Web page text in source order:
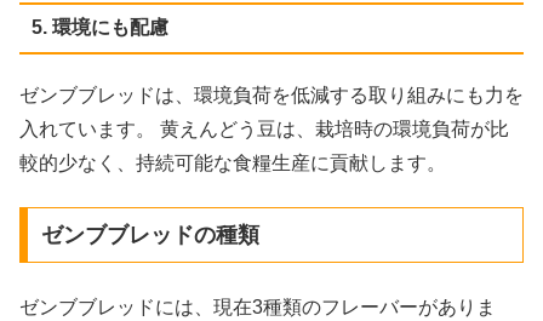
5. 環境にも配慮
ゼンブブレッドは、環境負荷を低減する取り組みにも力を
入れています。 黄えんどう豆は、栽培時の環境負荷が比
較的少なく、持続可能な食糧生産に貢献します。
ゼンブブレッドの種類
ゼンブブレッドには、現在3種類のフレーバーがありま